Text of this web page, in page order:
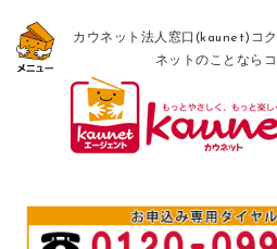
カウネット法人窓口(kaunet)コ
ネットのことなら